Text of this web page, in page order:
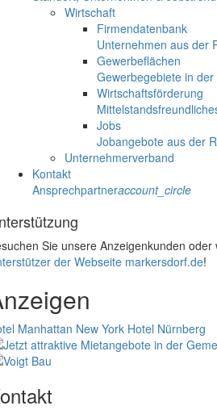
Wirtschaft
Firmendatenbank
Unternehmen aus der
Gewerbeflächen
Gewerbegebiete in
Wirtschaftsförderung
Jobs
Jobangebote aus der
Unternehmerverband
Kontakt
Ansprechpartneraccount_circle
Sie unsere Anzeigenkunden oder
der Webseite markersdorf.de!
Manhattan New York Hotel Nürnberg